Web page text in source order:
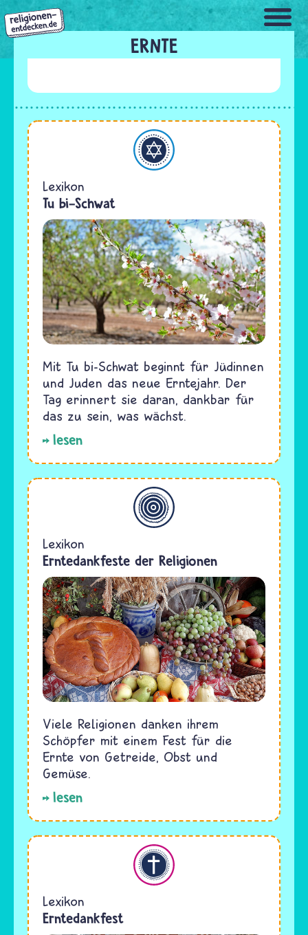
Direkt
zum
Inhalt
ERNTE
Judentum
Lexikon
Tu bi-Schwat
Mit Tu bi-Schwat beginnt für Jüdinnen
und Juden das neue Erntejahr. Der
Tag erinnert sie daran, dankbar für
das zu sein, was wächst.
lesen
Allgemein
Lexikon
Erntedankfeste der Religionen
Viele Religionen danken ihrem
Schöpfer mit einem Fest für die
Ernte von Getreide, Obst und
Gemüse.
lesen
Christentum
Lexikon
Erntedankfest